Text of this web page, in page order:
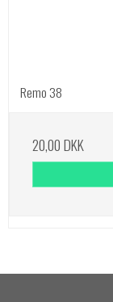
Remo 38
20,00 DKK